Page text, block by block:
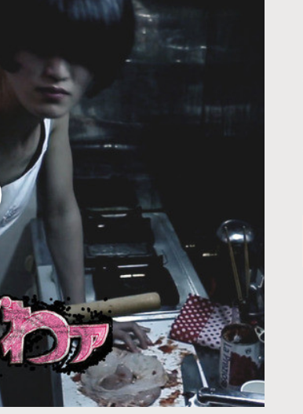
キュレーターから探す
Legendary
新達成プロジェクト